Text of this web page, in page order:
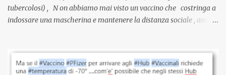
tubercolosi) , N on abbiamo mai visto un vaccino che costringa a
indossare una mascherina e mantenere la distanza sociale , anche
vaccinazione. Non avevamo mai sentito parlare di ricompense,
sconti, incentivi per vaccinarsi. Non avevamo mai visto